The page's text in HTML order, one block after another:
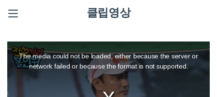
클립영상
is
modal
window.
The media could not be loaded, either because the server or
network failed or because the format is not supported.